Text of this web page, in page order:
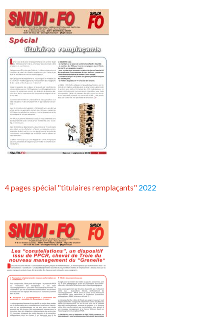
4 pages spécial "titulaires remplaçants" 2022